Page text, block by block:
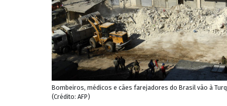
Bombeiros, médicos e cães farejadores do Brasil vão à
(Crédito: AFP)